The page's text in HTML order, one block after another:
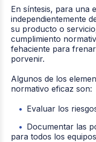
En síntesis, para una
independientemente
su producto o
cumplimiento
fehaciente para
porvenir.
Algunos de los
normativo eficaz son:
Evaluar los
Documentar las
para todos los